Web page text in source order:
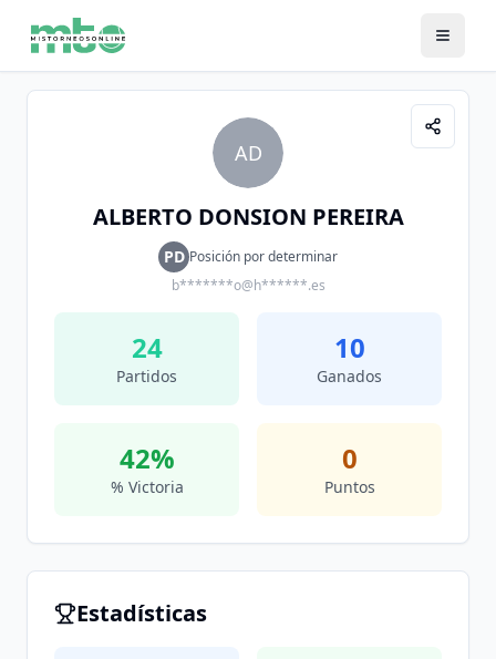
AD
ALBERTO DONSION PEREIRA
PD Posición por determinar
b*******o@h******.es
24
Partidos
10
Ganados
42%
% Victoria
0
Puntos
Estadísticas